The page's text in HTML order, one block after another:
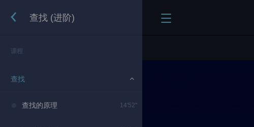
查找 (进阶)
课程
查找
查找的原理 14'52"